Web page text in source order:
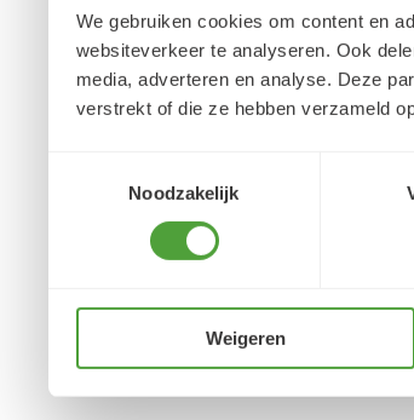
We gebruiken cookies om content en
websiteverkeer te analyseren. Ook
media, adverteren en analyse. Deze
verstrekt of die ze hebben verzameld
Noodzakelijk
Weigeren